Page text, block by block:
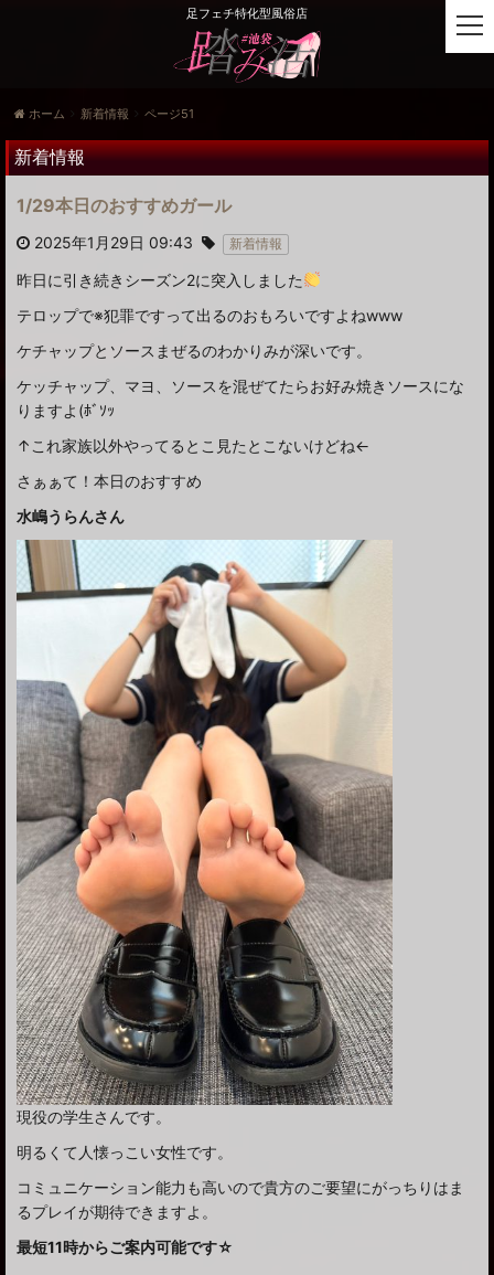
足フェチ特化型風俗店
ホーム 新着情報 ページ51
新着情報
1/29本日のおすすめガール
2025年1月29日 09:43 新着情報
昨日に引き続きシーズン2に突入しました
テロップで※犯罪ですって出るのおもろいですよねwww
ケチャップとソースまぜるのわかりみが深いです。
ケッチャップ、マヨ、ソースを混ぜてたらお好み焼きソースにな
りますよ(ﾎﾞｿｯ
↑これ家族以外やってるとこ見たとこないけどね←
さぁぁて！本日のおすすめ
水嶋うらんさん
現役の学生さんです。
明るくて人懐っこい女性です。
コミュニケーション能力も高いので貴方のご要望にがっちりはま
るプレイが期待できますよ。
最短11時からご案内可能です☆
t
o
e